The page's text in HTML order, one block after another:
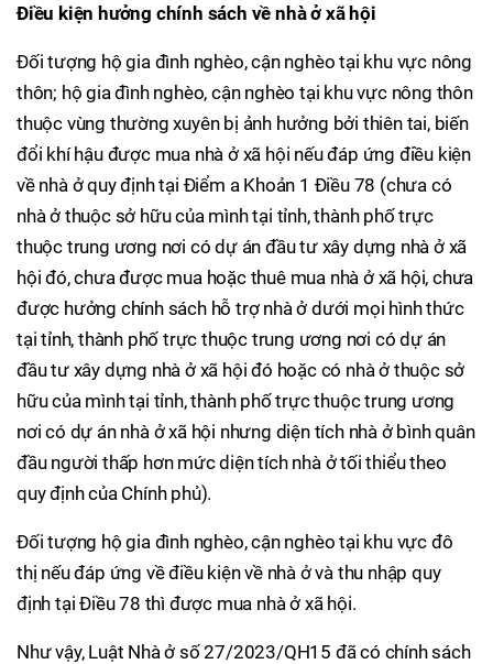
Điều kiện hưởng chính sách về nhà ở xã hội
Đối tượng hộ gia đình nghèo, cận nghèo tại khu vực nông
thôn; hộ gia đình nghèo, cận nghèo tại khu vực nông thôn
thuộc vùng thường xuyên bị ảnh hưởng bởi thiên tai, biến
đổi khí hậu được mua nhà ở xã hội nếu đáp ứng điều kiện
về nhà ở quy định tại Điểm a Khoản 1 Điều 78 (chưa có
nhà ở thuộc sở hữu của mình tại tỉnh, thành phố trực
thuộc trung ương nơi có dự án đầu tư xây dựng nhà ở xã
hội đó, chưa được mua hoặc thuê mua nhà ở xã hội, chưa
được hưởng chính sách hỗ trợ nhà ở dưới mọi hình thức
tại tỉnh, thành phố trực thuộc trung ương nơi có dự án
đầu tư xây dựng nhà ở xã hội đó hoặc có nhà ở thuộc sở
hữu của mình tại tỉnh, thành phố trực thuộc trung ương
nơi có dự án nhà ở xã hội nhưng diện tích nhà ở bình quân
đầu người thấp hơn mức diện tích nhà ở tối thiểu theo
quy định của Chính phủ).
Đối tượng hộ gia đình nghèo, cận nghèo tại khu vực đô
thị nếu đáp ứng về điều kiện về nhà ở và thu nhập quy
định tại Điều 78 thì được mua nhà ở xã hội.
Như vậy, Luật Nhà ở số 27/2023/QH15 đã có chính sách